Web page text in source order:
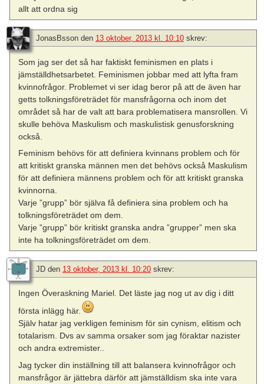
allt att ordna sig
JonasBsson den 13 oktober, 2013 kl. 10:10 skrev:
Som jag ser det så har faktiskt feminismen en plats i
jämställdhetsarbetet. Feminismen jobbar med att lyfta fram
kvinnofrågor. Problemet vi ser idag beror på att de även har
getts tolkningsföreträdet för mansfrågorna och inom det
området så har de valt att bara problematisera mansrollen. Vi
skulle behöva Maskulism och maskulistisk genusforskning
också.
Feminism behövs för att definiera kvinnans problem och för
att kritiskt granska männen men det behövs också Maskulism
för att definiera männens problem och för att kritiskt granska
kvinnorna.
Varje ”grupp” bör själva få definiera sina problem och ha
tolkningsföreträdet om dem.
Varje ”grupp” bör kritiskt granska andra ”grupper” men ska
inte ha tolkningsföreträdet om dem.
JD den 13 oktober, 2013 kl. 10:20 skrev:
Ingen Överaskning Mariel. Det läste jag nog ut av dig i ditt
första inlägg här.
Själv hatar jag verkligen feminism för sin cynism, elitism och
totalarism. Dvs av samma orsaker som jag föraktar nazister
och andra extremister..
Jag tycker din inställning till att balansera kvinnofrågor och
mansfrågor är jättebra därför att jämställdism ska inte vara